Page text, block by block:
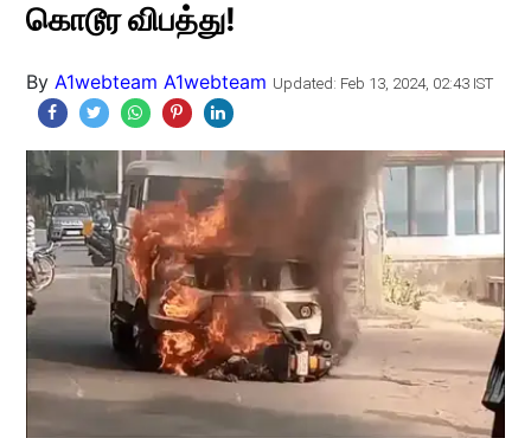
கொடூர விபத்து!
By A1webteam A1webteam Updated: Feb 13, 2024, 02:43 IST